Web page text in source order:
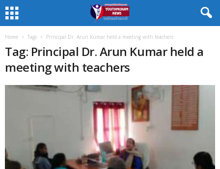
Home Tags Principal Dr. Arun Kumar held a meeting with teachers
Tag: Principal Dr. Arun Kumar held a
meeting with teachers